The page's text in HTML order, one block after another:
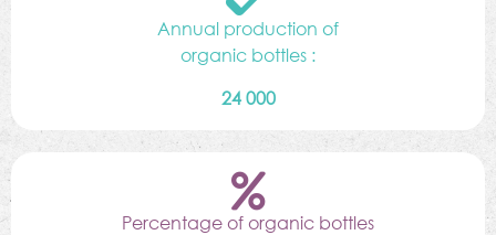
Annual production of
organic bottles :
24 000
Percentage of organic bottles